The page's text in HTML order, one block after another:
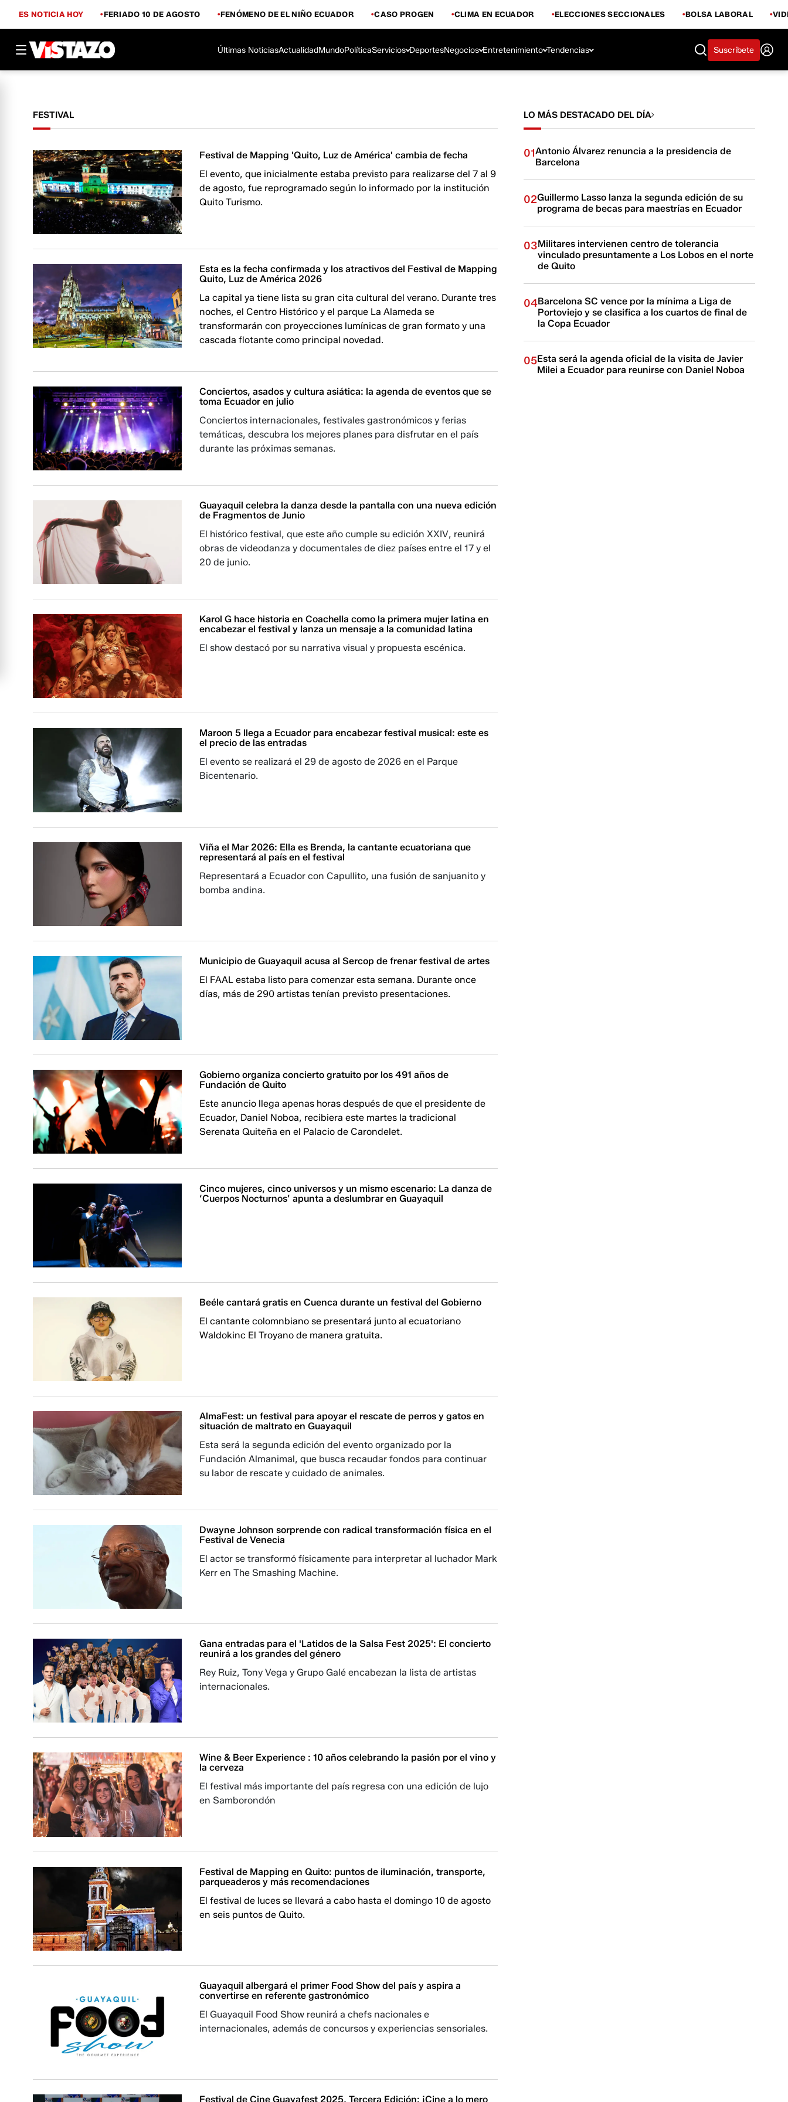
ES NOTICIA HOY FERIADO 10 DE AGOSTO FENÓMENO DE EL NIÑO ECUADOR CASO PROGEN CLIMA EN ECUADOR ELECCIONES SECCIONALES BOLSA LABORAL
Últimas NoticiasActualidadMundoPolíticaServicios DeportesNegocios Entretenimiento Tendencias Suscríbete
FESTIVAL
Festival de Mapping 'Quito, Luz de América' cambia de fecha
El evento, que inicialmente estaba previsto para realizarse del 7 al 9
de agosto, fue reprogramado según lo informado por la institución
Quito Turismo.
Esta es la fecha confirmada y los atractivos del Festival de Mapping
Quito, Luz de América 2026
La capital ya tiene lista su gran cita cultural del verano. Durante tres
noches, el Centro Histórico y el parque La Alameda se
transformarán con proyecciones lumínicas de gran formato y una
cascada flotante como principal novedad.
Conciertos, asados y cultura asiática: la agenda de eventos que se
toma Ecuador en julio
Conciertos internacionales, festivales gastronómicos y ferias
temáticas, descubra los mejores planes para disfrutar en el país
durante las próximas semanas.
Guayaquil celebra la danza desde la pantalla con una nueva edición
de Fragmentos de Junio
El histórico festival, que este año cumple su edición XXIV, reunirá
obras de videodanza y documentales de diez países entre el 17 y el
20 de junio.
Karol G hace historia en Coachella como la primera mujer latina en
encabezar el festival y lanza un mensaje a la comunidad latina
El show destacó por su narrativa visual y propuesta escénica.
Maroon 5 llega a Ecuador para encabezar festival musical: este es
el precio de las entradas
El evento se realizará el 29 de agosto de 2026 en el Parque
Bicentenario.
Viña el Mar 2026: Ella es Brenda, la cantante ecuatoriana que
representará al país en el festival
Representará a Ecuador con Capullito, una fusión de sanjuanito y
bomba andina.
Municipio de Guayaquil acusa al Sercop de frenar festival de artes
El FAAL estaba listo para comenzar esta semana. Durante once
días, más de 290 artistas tenían previsto presentaciones.
Gobierno organiza concierto gratuito por los 491 años de
Fundación de Quito
Este anuncio llega apenas horas después de que el presidente de
Ecuador, Daniel Noboa, recibiera este martes la tradicional
Serenata Quiteña en el Palacio de Carondelet.
Cinco mujeres, cinco universos y un mismo escenario: La danza de
‘Cuerpos Nocturnos’ apunta a deslumbrar en Guayaquil
Beéle cantará gratis en Cuenca durante un festival del Gobierno
El cantante colomnbiano se presentará junto al ecuatoriano
Waldokinc El Troyano de manera gratuita.
AlmaFest: un festival para apoyar el rescate de perros y gatos en
situación de maltrato en Guayaquil
Esta será la segunda edición del evento organizado por la
Fundación Almanimal, que busca recaudar fondos para continuar
su labor de rescate y cuidado de animales.
Dwayne Johnson sorprende con radical transformación física en el
Festival de Venecia
El actor se transformó físicamente para interpretar al luchador Mark
Kerr en The Smashing Machine.
Gana entradas para el 'Latidos de la Salsa Fest 2025': El concierto
reunirá a los grandes del género
Rey Ruiz, Tony Vega y Grupo Galé encabezan la lista de artistas
internacionales.
Wine & Beer Experience : 10 años celebrando la pasión por el vino y
la cerveza
El festival más importante del país regresa con una edición de lujo
en Samborondón
Festival de Mapping en Quito: puntos de iluminación, transporte,
parqueaderos y más recomendaciones
El festival de luces se llevará a cabo hasta el domingo 10 de agosto
en seis puntos de Quito.
Guayaquil albergará el primer Food Show del país y aspira a
convertirse en referente gastronómico
El Guayaquil Food Show reunirá a chefs nacionales e
internacionales, además de concursos y experiencias sensoriales.
Festival de Cine Guayafest 2025, Tercera Edición: ¡Cine a lo mero
LO MÁS DESTACADO DEL DÍA
01Antonio Álvarez renuncia a la presidencia de
Barcelona
02Guillermo Lasso lanza la segunda edición de su
programa de becas para maestrías en Ecuador
03Militares intervienen centro de tolerancia
vinculado presuntamente a Los Lobos en el norte
de Quito
04Barcelona SC vence por la mínima a Liga de
Portoviejo y se clasifica a los cuartos de final de
la Copa Ecuador
05Esta será la agenda oficial de la visita de Javier
Milei a Ecuador para reunirse con Daniel Noboa